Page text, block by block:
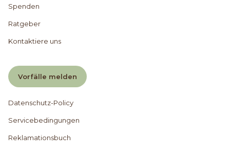
Spenden
Ratgeber
Kontaktiere uns
Vorfälle melden
Datenschutz-Policy
Servicebedingungen
Reklamationsbuch